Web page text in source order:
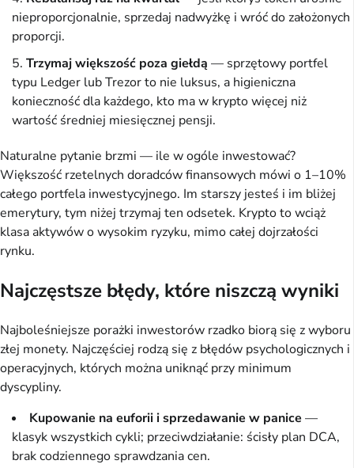
nieproporcjonalnie, sprzedaj nadwyżkę i wróć do założonych
proporcji.
Trzymaj większość poza giełdą — sprzętowy portfel
typu Ledger lub Trezor to nie luksus, a higieniczna
konieczność dla każdego, kto ma w krypto więcej niż
wartość średniej miesięcznej pensji.
Naturalne pytanie brzmi — ile w ogóle inwestować?
Większość rzetelnych doradców finansowych mówi o 1–10%
całego portfela inwestycyjnego. Im starszy jesteś i im bliżej
emerytury, tym niżej trzymaj ten odsetek. Krypto to wciąż
klasa aktywów o wysokim ryzyku, mimo całej dojrzałości
rynku.
Najczęstsze błędy, które niszczą wyniki
Najboleśniejsze porażki inwestorów rzadko biorą się z wyboru
złej monety. Najczęściej rodzą się z błędów psychologicznych i
operacyjnych, których można uniknąć przy minimum
dyscypliny.
Kupowanie na euforii i sprzedawanie w panice —
klasyk wszystkich cykli; przeciwdziałanie: ścisły plan DCA,
brak codziennego sprawdzania cen.